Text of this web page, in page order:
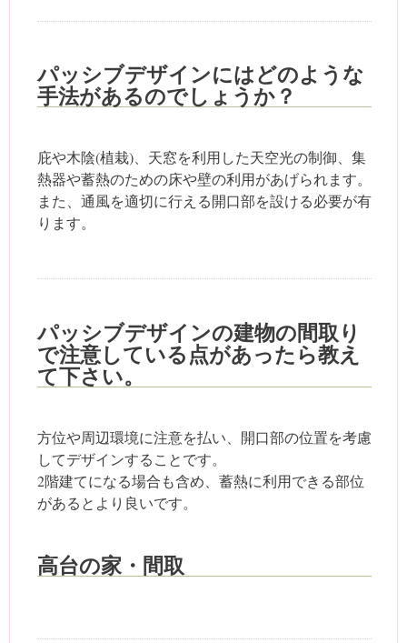
パッシブデザインにはどのような
手法があるのでしょうか？
庇や木陰(植栽)、天窓を利用した天空光の制御、集
熱器や蓄熱のための床や壁の利用があげられます。
また、通風を適切に行える開口部を設ける必要が有
ります。
パッシブデザインの建物の間取り
で注意している点があったら教え
て下さい。
方位や周辺環境に注意を払い、開口部の位置を考慮
してデザインすることです。
2階建てになる場合も含め、蓄熱に利用できる部位
があるとより良いです。
高台の家・間取